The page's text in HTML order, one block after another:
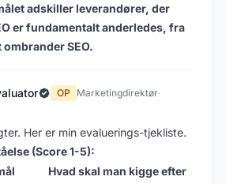
adskiller leverandører, der
er fundamentalt anderledes, fra
SEO.
OP Marketingdirektør·
Her er min evaluerings-tjekliste.
(Score 1-5):
Hvad skal man kigge efter